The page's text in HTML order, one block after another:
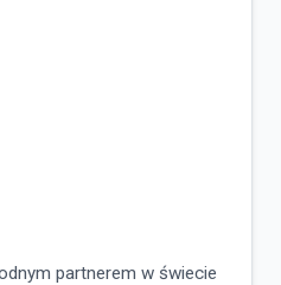
partnerem w świecie